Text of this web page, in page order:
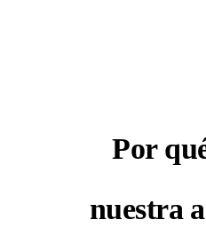
Por
nuestra